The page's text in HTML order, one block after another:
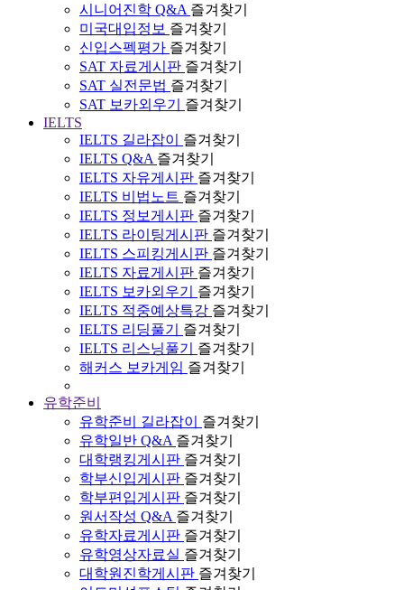
시니어진학 Q&A 즐겨찾기
미국대입정보 즐겨찾기
신입스펙평가 즐겨찾기
SAT 자료게시판 즐겨찾기
SAT 실전문법 즐겨찾기
SAT 보카외우기
즐겨찾기
IELTS
IELTS 길라잡이
즐겨찾기
IELTS Q&A 즐겨찾기
IELTS 자유게시판 즐겨찾기
IELTS 비법노트 즐겨찾기
IELTS 정보게시판 즐겨찾기
IELTS 라이팅게시판 즐겨찾기
IELTS 스피킹게시판 즐겨찾기
IELTS 자료게시판 즐겨찾기
IELTS 보카외우기
즐겨찾기
IELTS 적중예상특강 즐겨찾기
IELTS 리딩풀기
즐겨찾기
IELTS 리스닝풀기
즐겨찾기
해커스 보카게임 즐겨찾기
유학준비
유학준비 길라잡이
즐겨찾기
유학일반 Q&A 즐겨찾기
대학랭킹게시판 즐겨찾기
학부신입게시판 즐겨찾기
학부편입게시판 즐겨찾기
원서작성 Q&A 즐겨찾기
유학자료게시판 즐겨찾기
유학영상자료실 즐겨찾기
대학원진학게시판 즐겨찾기